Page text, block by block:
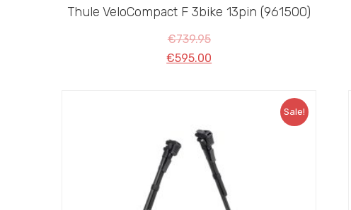
Thule VeloCompact F 3bike 13pin (961500)
€739.95
€595.00
Sale!